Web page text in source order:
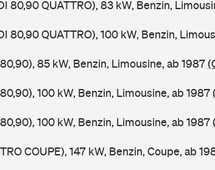
80,90 QUATTRO), 83 kW, Benzin,
80,90 QUATTRO), 100 kW, Benzin,
85 kW, Benzin, Limousine, ab 1987
100 kW, Benzin, Limousine, ab 1987
100 kW, Benzin, Limousine, ab 1987
COUPE), 147 kW, Benzin, Coupe, ab